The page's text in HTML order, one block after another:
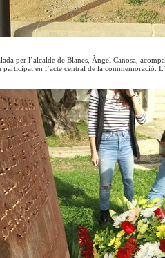
per l’alcalde de Blanes, Àngel Canosa,
en l’acte central de la commemoració.